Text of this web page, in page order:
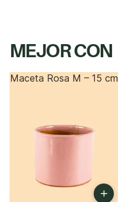
MEJOR CON
Maceta Rosa M – 15 cm
+